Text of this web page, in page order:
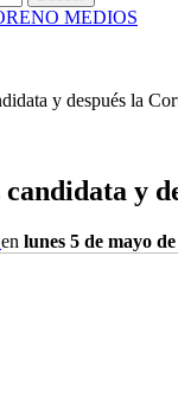
y después la
y
en lunes 5 de mayo